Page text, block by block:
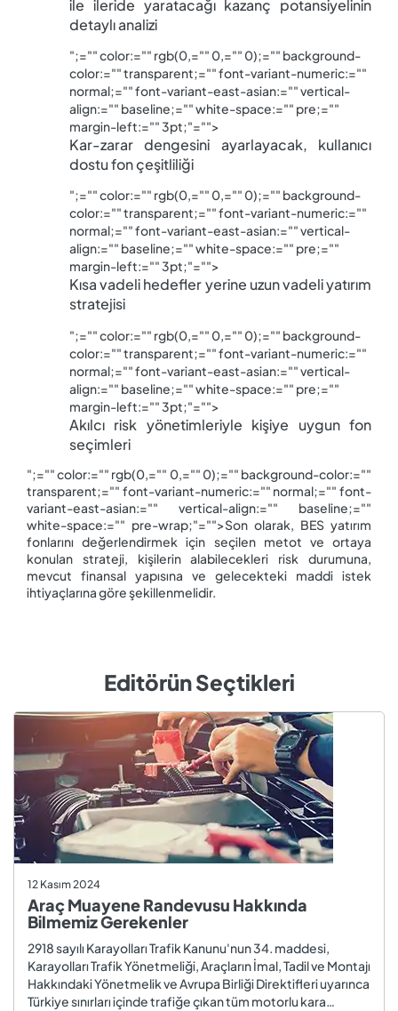
ile ileride yaratacağı kazanç potansiyelinin
detaylı analizi
";="" color:="" rgb(0,="" 0,="" 0);="" background-
color:="" transparent;="" font-variant-numeric:=""
normal;="" font-variant-east-asian:="" vertical-
align:="" baseline;="" white-space:="" pre;=""
margin-left:="" 3pt;"="">
Kar-zarar dengesini ayarlayacak, kullanıcı
dostu fon çeşitliliği
";="" color:="" rgb(0,="" 0,="" 0);="" background-
color:="" transparent;="" font-variant-numeric:=""
normal;="" font-variant-east-asian:="" vertical-
align:="" baseline;="" white-space:="" pre;=""
margin-left:="" 3pt;"="">
Kısa vadeli hedefler yerine uzun vadeli yatırım
stratejisi
";="" color:="" rgb(0,="" 0,="" 0);="" background-
color:="" transparent;="" font-variant-numeric:=""
normal;="" font-variant-east-asian:="" vertical-
align:="" baseline;="" white-space:="" pre;=""
margin-left:="" 3pt;"="">
Akılcı risk yönetimleriyle kişiye uygun fon
seçimleri
";="" color:="" rgb(0,="" 0,="" 0);="" background-color:=""
transparent;="" font-variant-numeric:="" normal;="" font-
variant-east-asian:="" vertical-align:="" baseline;=""
white-space:="" pre-wrap;"="">Son olarak, BES yatırım
fonlarını değerlendirmek için seçilen metot ve ortaya
konulan strateji, kişilerin alabilecekleri risk durumuna,
mevcut finansal yapısına ve gelecekteki maddi istek
ihtiyaçlarına göre şekillenmelidir.
Editörün Seçtikleri
12 Kasım 2024
Araç Muayene Randevusu Hakkında
Bilmemiz Gerekenler
2918 sayılı Karayolları Trafik Kanunu'nun 34. maddesi,
Karayolları Trafik Yönetmeliği, Araçların İmal, Tadil ve Montajı
Hakkındaki Yönetmelik ve Avrupa Birliği Direktifleri uyarınca
Türkiye sınırları içinde trafiğe çıkan tüm motorlu kara